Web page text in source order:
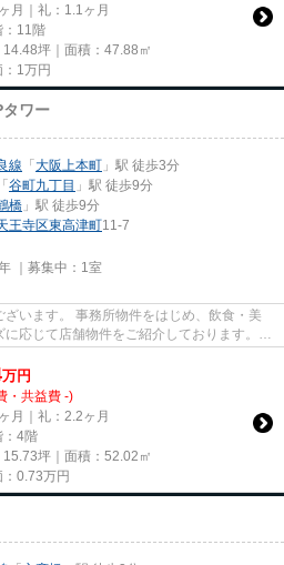
月｜礼：1.1ヶ月
：11階
14.48坪｜面積：47.88㎡
1 万円
タワー
線 「大阪上本町 」駅 徒歩3分
「谷町九丁目 」駅 徒歩9分
橋 」駅 徒歩9分
王寺区東高津町11-7
｜募集中： 1室
います。 事務所物件をはじめ、飲食・美
応じて店舗物件をご紹介しております。
万円
・共益費 -)
月｜礼：2.2ヶ月
：4階
15.73坪｜面積：52.02㎡
0.73万円